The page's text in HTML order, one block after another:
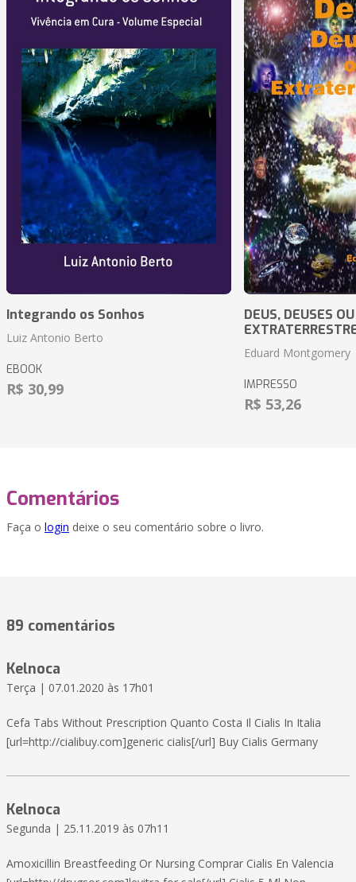
Integrando os Sonhos
Luiz Antonio Berto
EBOOK
R$ 30,99
DEUS, DEUSES OU
Eduard Montgomery
IMPRESSO
R$ 53,26
Comentários
Faça o login deixe o seu comentário sobre o livro.
89 comentários
Kelnoca
Terça | 07.01.2020 às 17h01
Cefa Tabs Without Prescription Quanto Costa Il Cialis In Italia
[url=http://cialibuy.com]generic cialis[/url] Buy Cialis Germany
Kelnoca
Segunda | 25.11.2019 às 07h11
Amoxicillin Breastfeeding Or Nursing Comprar Cialis En Valencia